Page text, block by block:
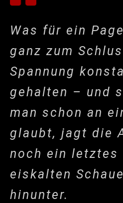
Was für ein
ganz zum
Spannung
gehalten – und
man schon an
glaubt, jagt die
noch ein letztes
eiskalten
hinunter.